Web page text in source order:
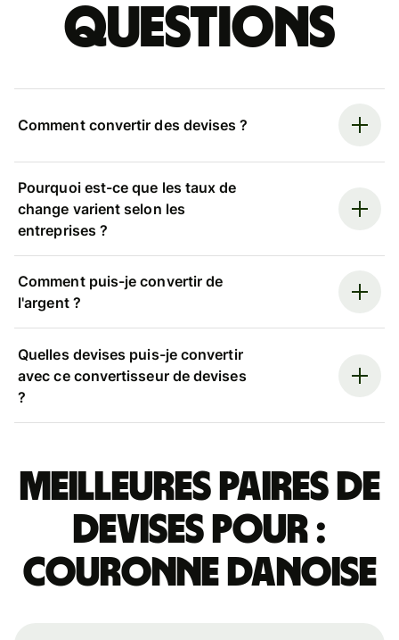
questions
Comment convertir des devises ?
Pourquoi est-ce que les taux de
change varient selon les
entreprises ?
Comment puis-je convertir de
l'argent ?
Quelles devises puis-je convertir
avec ce convertisseur de devises
?
Meilleures paires de
devises pour :
couronne danoise